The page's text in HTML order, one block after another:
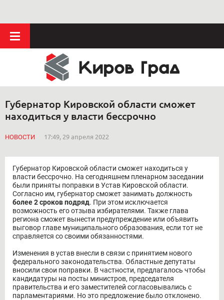
Губернатор Кировской области сможет
находиться у власти бессрочно
НОВОСТИ 17:49, 29 апреля 2022
Губернатор Кировской области сможет находиться у
власти бессрочно. На сегодняшнем пленарном заседании
были приняты поправки в Устав Кировской области.
Согласно им, губернатор сможет занимать должность
более 2 сроков подряд. При этом исключается
возможность его отзыва избирателями. Также глава
региона сможет вынести предупреждение или объявить
выговор главе муниципального образования, если тот не
справляется со своими обязанностями.
Изменения в устав внесли в связи с принятием нового
федерального законодательства. Областные депутаты
вносили свои поправки. В частности, предлагалось чтобы
кандидатуры на посты министров, председателя
правительства и его заместителей согласовывались с
парламентариями. Но это предложение было отклонено.